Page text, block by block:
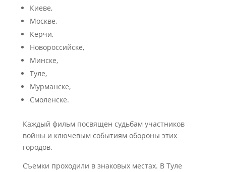
Киеве,
Москве,
Керчи,
Новороссийске,
Минске,
Туле,
Мурманске,
Смоленске.
Каждый фильм посвящен судьбам участников
войны и ключевым событиям обороны этих
городов.
Съемки проходили в знаковых местах. В Туле